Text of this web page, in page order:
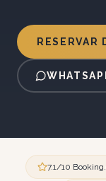
RESERVAR
7.1/10